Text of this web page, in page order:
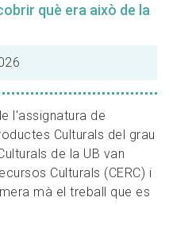
què era això de la
l'assignatura de
Culturals del grau
de la UB van
Culturals (CERC) i
mà el treball que es